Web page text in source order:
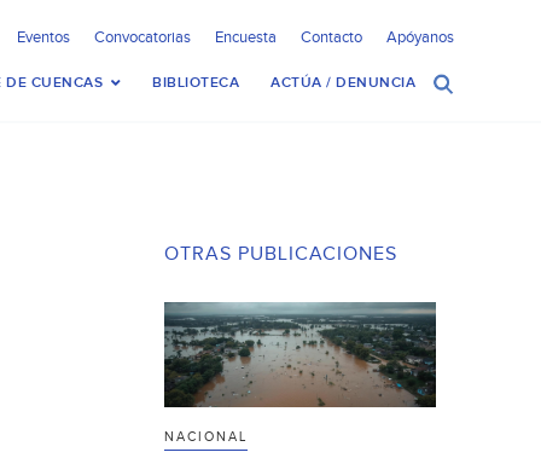
Eventos Convocatorias Encuesta Contacto Apóyanos
DE CUENCAS BIBLIOTECA ACTÚA / DENUNCIA
OTRAS PUBLICACIONES
NACIONAL